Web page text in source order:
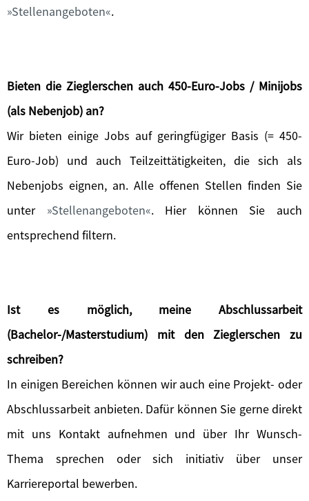
Stellenangeboten .
Bieten die Zieglerschen auch 450-Euro-Jobs / Minijobs
(als Nebenjob) an?
Wir bieten einige Jobs auf geringfügiger Basis (= 450-
Euro-Job) und auch Teilzeittätigkeiten, die sich als
Nebenjobs eignen, an. Alle offenen Stellen finden Sie
unter
Stellenangeboten . Hier können Sie auch
entsprechend filtern.
Ist es möglich, meine Abschlussarbeit
(Bachelor-/Masterstudium) mit den Zieglerschen zu
schreiben?
In einigen Bereichen können wir auch eine Projekt- oder
Abschlussarbeit anbieten. Dafür können Sie gerne direkt
mit uns Kontakt aufnehmen und über Ihr Wunsch-
Thema sprechen oder sich initiativ über unser
Karriereportal bewerben.